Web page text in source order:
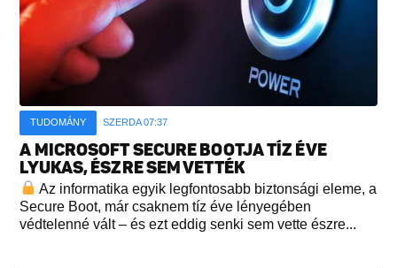
TUDOMÁNY SZERDA 07:37
A MICROSOFT SECURE BOOTJA TÍZ ÉVE
LYUKAS, ÉSZRE SEM VETTÉK
Az informatika egyik legfontosabb biztonsági eleme, a
Secure Boot, már csaknem tíz éve lényegében
védtelenné vált – és ezt eddig senki sem vette észre...